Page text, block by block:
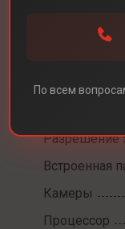
Разрешение
Встроенная
Камеры
Процессор
По всем